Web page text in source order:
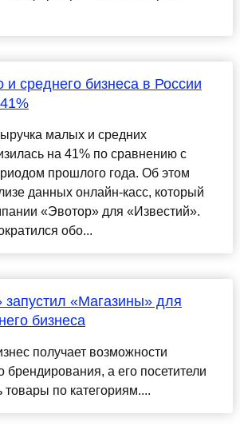
среднего бизнеса в России
малых и средних
на 41% по сравнению с
прошлого года. Об этом
данных онлайн-касс, который
«Эвотор» для «Известий».
обо...
«Магазины» для
бизнеса
получает возможности
брендирования, а его посетители
товары по категориям....